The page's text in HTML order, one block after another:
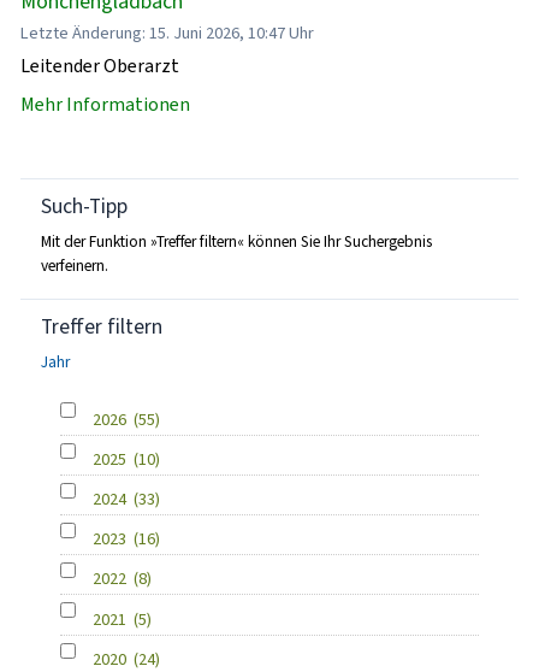
Letzte Änderung: 15. Juni 2026, 10:47 Uhr
Leitender Oberarzt
Mehr Informationen
Such-Tipp
Mit der Funktion »Treffer filtern« können Sie Ihr Suchergebnis
verfeinern.
Treffer filtern
Jahr
2026 (55)
2025 (10)
2024 (33)
2023 (16)
2022 (8)
2021 (5)
2020 (24)